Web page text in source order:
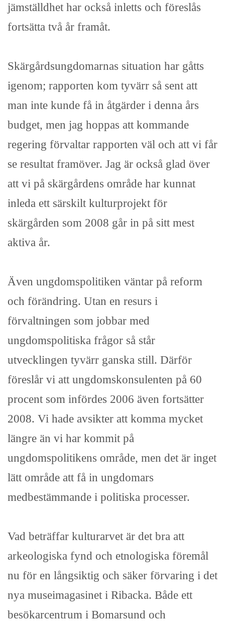
jämställdhet har också inletts och föreslås
fortsätta två år framåt.
Skärgårdsungdomarnas situation har gåtts
igenom; rapporten kom tyvärr så sent att
man inte kunde få in åtgärder i denna års
budget, men jag hoppas att kommande
regering förvaltar rapporten väl och att vi får
se resultat framöver. Jag är också glad över
att vi på skärgårdens område har kunnat
inleda ett särskilt kulturprojekt för
skärgården som 2008 går in på sitt mest
aktiva år.
Även ungdomspolitiken väntar på reform
och förändring. Utan en resurs i
förvaltningen som jobbar med
ungdomspolitiska frågor så står
utvecklingen tyvärr ganska still. Därför
föreslår vi att ungdomskonsulenten på 60
procent som infördes 2006 även fortsätter
2008. Vi hade avsikter att komma mycket
längre än vi har kommit på
ungdomspolitikens område, men det är inget
lätt område att få in ungdomars
medbestämmande i politiska processer.
Vad beträffar kulturarvet är det bra att
arkeologiska fynd och etnologiska föremål
nu för en långsiktig och säker förvaring i det
nya museimagasinet i Ribacka. Både ett
besökarcentrum i Bomarsund och